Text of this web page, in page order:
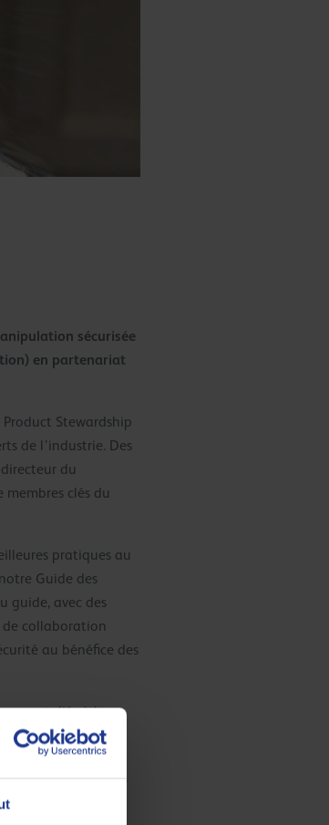
sécurisée
en partenariat
Stewardship
de l’industrie. Des
du
clés du
pratiques au
Guide des
guide, avec des
de collaboration
au bénéfice des
aspects liés à la
à toutes les
sur l’utilisation
dangereuses pour